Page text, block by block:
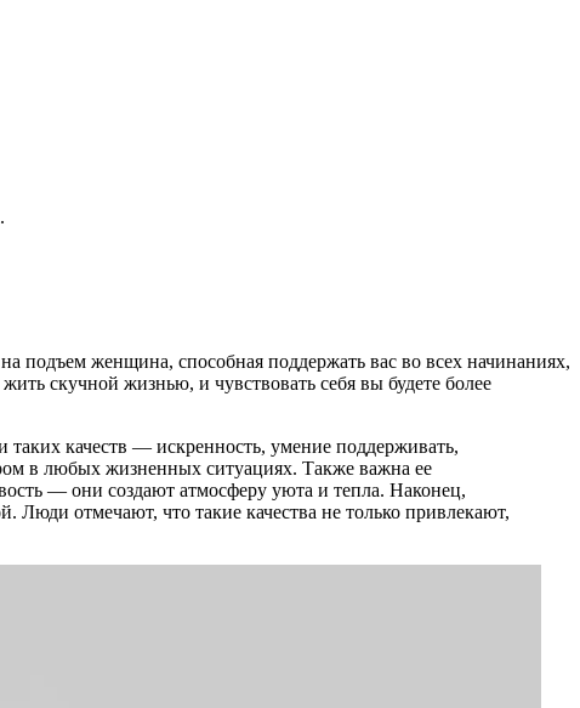
подъем женщина, способная поддержать вас во всех начинаниях,
скучной жизнью, и чувствовать себя вы будете более
качеств — искренность, умение поддерживать,
в любых жизненных ситуациях. Также важна ее
— они создают атмосферу уюта и тепла. Наконец,
отмечают, что такие качества не только привлекают,